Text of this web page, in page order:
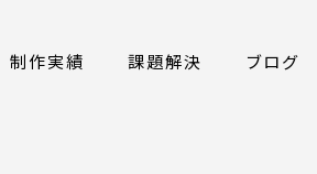
制作実績 課題解決 ブログ